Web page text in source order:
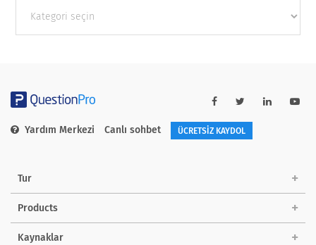
categories
Yardım Merkezi Canlı sohbet ÜCRETSİZ KAYDOL
Tur
Products
Kaynaklar